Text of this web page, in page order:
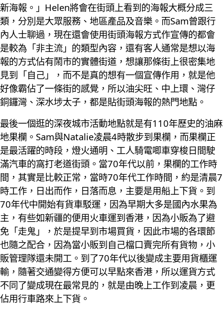
新海報。」Helen將會在街頭上看到的海報大概分成三
類，分別是大眾服務、地區產品及音樂。而Sam曾跟行
內人士聊過，現在還會使用街頭海報方式作宣傳的都會
是較為「非主流」的類型內容，還有客人通常是想以海
報的方式佔有鬧市的實體街道，想讓那條街上很密集地
見到「自己」，而不是真的想有一個宣傳作用，就是他
好像霸佔了一條街的感覺，所以油尖旺、中上環、灣仔
銅鑼灣、深水埗太子，都是貼街頭海報的熱門地點。
最後一個逛的深夜城市活動地點就是有110年歷史的油麻
地果欄。Sam與Natalie凌晨4時散步到果欄，而果欄正
是最活躍的時段，燈火通明、工人騎電唧車穿梭日間駛
滿汽車的窩打老道街頭。當70年代以前，果欄的工作時
間，其實是比較正常，當時70年代工作時間，約是清晨7
時工作，日出而作，日落而息，主要是用船上下貨。到
70年代中開始有貨車駁運，因為早期大多是國內水果為
主，有些如新疆的便用火車運到香港，因為小販為了避
免「走鬼」，於是提早到市場買貨，因此市場的各環節
也隨之配合，因為當小販到自己檔口賣完所有貨物，小
販管理隊還未開工。到了70年代以後變成主要用貨櫃運
輸，隨著交通變得方便可以早點來香港，所以運貨方式
不同了變成現在最常見的，就是由晚上工作到凌晨，更
佔用行車路來上下貨。